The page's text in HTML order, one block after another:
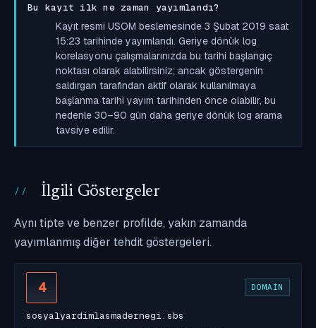
Bu kayıt ilk ne zaman yayımlandı?
Kayıt resmi USOM beslemesinde 3 Şubat 2019 saat
15:23 tarihinde yayımlandı. Geriye dönük log
korelasyonu çalışmalarınızda bu tarihi başlangıç
noktası olarak alabilirsiniz; ancak göstergenin
saldırgan tarafından aktif olarak kullanılmaya
başlanma tarihi yayım tarihinden önce olabilir, bu
nedenle 30–90 gün daha geriye dönük log arama
tavsiye edilir.
İlgili Göstergeler
Aynı tipte ve benzer profilde, yakın zamanda
yayımlanmış diğer tehdit göstergeleri.
4 DOMAIN
sosyalyardimlasmadernegi.sbs